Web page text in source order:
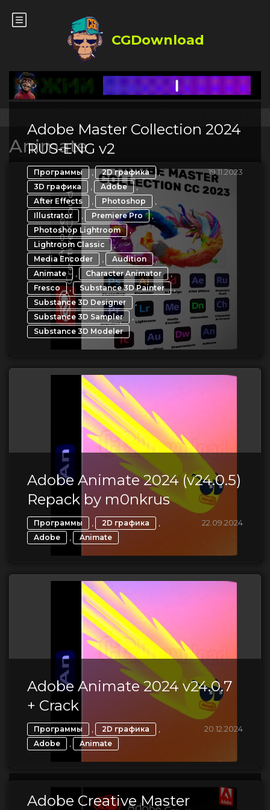
CGDownload
Animate
Adobe Master Collection 2024
RUS-ENG v2
Программы , 2D графика ,
3D графика , Adobe ,
After Effects , Photoshop ,
Illustrator , Premiere Pro ,
Photoshop Lightroom ,
Lightroom Classic ,
Media Encoder , Audition ,
Animate , Character Animator ,
Fresco , Substance 3D Painter ,
Substance 3D Designer ,
Substance 3D Sampler ,
Substance 3D Modeler
19.11.2023
Adobe Animate 2024 (v24.0.5)
Repack by m0nkrus
Программы , 2D графика ,
Adobe , Animate
22.09.2024
Adobe Animate 2024 v24.0.7
+ Crack
Программы , 2D графика ,
Adobe , Animate
20.12.2024
Adobe Creative Master